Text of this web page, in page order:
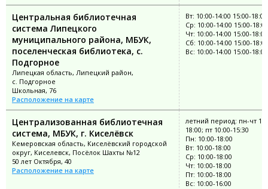
Центральная библиотечная
система Липецкого
муниципального района, МБУК,
поселенческая библиотека, с.
Подгорное
Липецкая область, Липецкий район,
с. Подгорное
Школьная, 76
Расположение на карте
Вт: 10:00-14:00 15:00-18:00
Ср: 10:00-14:00 15:00-18:00
Чт: 10:00-14:00 15:00-18:00
Сб: 10:00-14:00 15:00-18:00
Вс: 10:00-14:00 15:00-18:00
Централизованная библиотечная
система, МБУК, г. Киселёвск
Кемеровская область, Киселёвский городской
округ, Киселевск, Посёлок Шахты №12
50 лет Октября, 40
Расположение на карте
летний период: пн-чт
18:00; пт 10:00-15:30
Пн: 10:00-18:00
Вт: 10:00-18:00
Ср: 10:00-18:00
Чт: 10:00-18:00
Пт: 10:00-18:00
Вс: 10:00-16:00